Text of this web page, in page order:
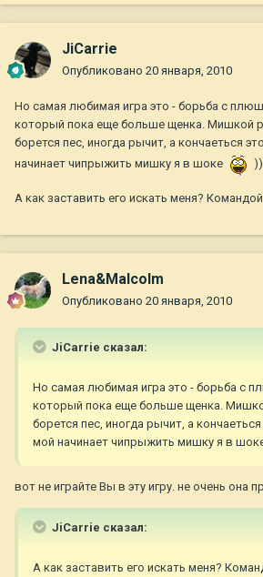
JiCarrie
Опубликовано 20 января, 2010
Но самая любимая игра это - борьба с
который пока еще больше щенка. Мишкой
борется пес, иногда рычит, а кончаеться
начинает чипрыжить мишку я в шоке
А как заставить его искать меня?
Lena&Malcolm
Опубликовано 20 января, 2010
JiCarrie сказал:
Но самая любимая игра это - борьба с
который пока еще больше щенка.
борется пес, иногда рычит, а
мой начинает чипрыжить мишку я в
вот не играйте Вы в эту игру. не очень она
JiCarrie сказал:
А как заставить его искать меня?